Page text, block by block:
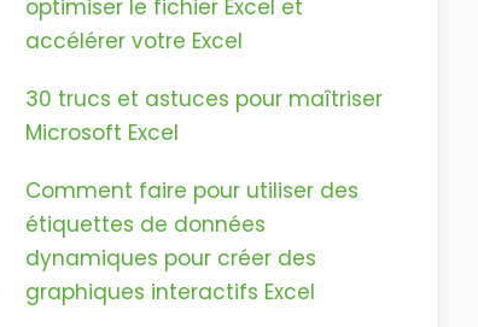
optimiser le fichier Excel et
accélérer votre Excel
30 trucs et astuces pour maîtriser
Microsoft Excel
Comment faire pour utiliser des
étiquettes de données
dynamiques pour créer des
graphiques interactifs Excel